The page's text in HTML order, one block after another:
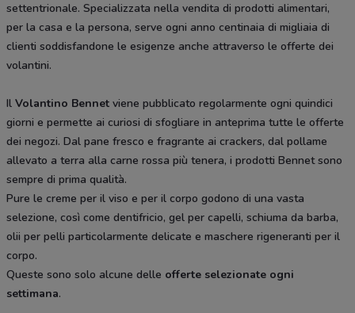
settentrionale. Specializzata nella vendita di prodotti alimentari,
per la casa e la persona, serve ogni anno centinaia di migliaia di
clienti soddisfandone le esigenze anche attraverso le offerte dei
volantini.
Il Volantino Bennet viene pubblicato regolarmente ogni quindici
giorni e permette ai curiosi di sfogliare in anteprima tutte le offerte
dei negozi. Dal pane fresco e fragrante ai crackers, dal pollame
allevato a terra alla carne rossa più tenera, i prodotti Bennet sono
sempre di prima qualità.
Pure le creme per il viso e per il corpo godono di una vasta
selezione, così come dentifricio, gel per capelli, schiuma da barba,
olii per pelli particolarmente delicate e maschere rigeneranti per il
corpo.
Queste sono solo alcune delle offerte selezionate ogni
settimana.